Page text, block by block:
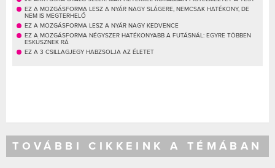
EZ A MOZGÁSFORMA LESZ A NYÁR NAGY SLÁGERE, NEMCSAK HATÉKONY, DE
NEM IS MEGTERHELŐ
EZ A MOZGÁSFORMA LESZ A NYÁR NAGY KEDVENCE
EZ A MOZGÁSFORMA NÉGYSZER HATÉKONYABB A FUTÁSNÁL: EGYRE TÖBBEN
ESKÜSZNEK RÁ
EZ A 3 CSILLAGJEGY HABZSOLJA AZ ÉLETET
TOVÁBBI CIKKEINK A TÉMÁBAN